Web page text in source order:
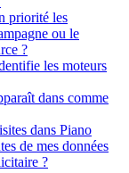
priorité les
ou le
?
les moteurs
dans comme
dans Piano
de mes données
?